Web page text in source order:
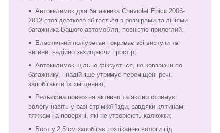
Автокилимок для багажника Chevrolet Epica 2006-
2012 стовідсотково збігається з розмірами та лініями
багажника Вашого автомобіля, повністю прилеглий.
Еластичний поліуретан покриває всі виступи та
вигини, надійно захищаючи простір;
Автокилимок щільно фіксується, не ковзаючи по
багажнику, і надійніше утримує переміщені речі,
запобігаючи їх зміщенню;
Рельєфна поверхня активно та якісно стримує
вологу навіть у разі стрімкої їзди, завдяки клітинам-
тяжкам на поверхні, які не утворюють калюжки;
Борт у 2,5 см запобігає розтіканню вологи під